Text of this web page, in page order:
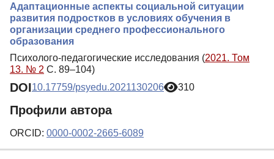
Адаптационные аспекты социальной ситуации
развития подростков в условиях обучения в
организации среднего профессионального
образования
Психолого-педагогические исследования (2021. Том
13. № 2 С. 89–104)
DOI10.17759/psyedu.2021130206 310
Профили автора
ORCID: 0000-0002-2665-6089